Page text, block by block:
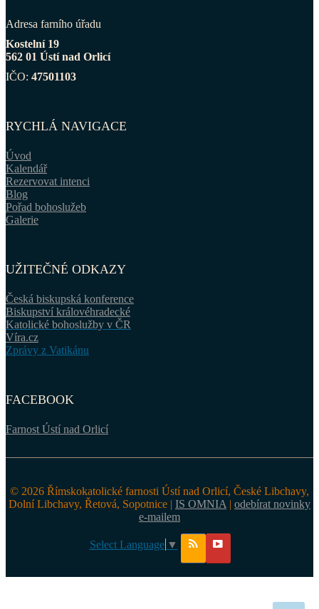
Adresa farního úřadu
Kostelní 19
562 01 Ústí nad Orlicí
IČO: 47501103
RYCHLÁ NAVIGACE
Úvod
Kalendář
Rezervovat intenci
Blog
Pořad bohoslužeb
Galerie
UŽITEČNÉ ODKAZY
Česká biskupská konference
Biskupství královéhradecké
Katolické bohoslužby v ČR
Víra.cz
Zprávy z Vatikánu
FACEBOOK
Farnost Ústí nad Orlicí
© 2026 Římskokatolické farnosti Ústí nad Orlicí, České Libchavy,
Dolní Libchavy, Řetová, Sopotnice | IS OMNIA | odebírat novinky
e-mailem
Select Language ▼